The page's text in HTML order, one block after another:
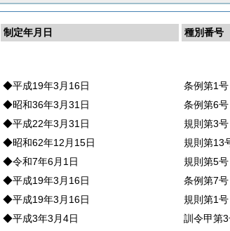
制定年月日
種別番号
◆平成19年3月16日
条例第1号
◆昭和36年3月31日
条例第6号
◆平成22年3月31日
規則第3号
◆昭和62年12月15日
規則第13
◆令和7年6月1日
規則第5号
◆平成19年3月16日
条例第7号
◆平成19年3月16日
規則第1号
◆平成3年3月4日
訓令甲第